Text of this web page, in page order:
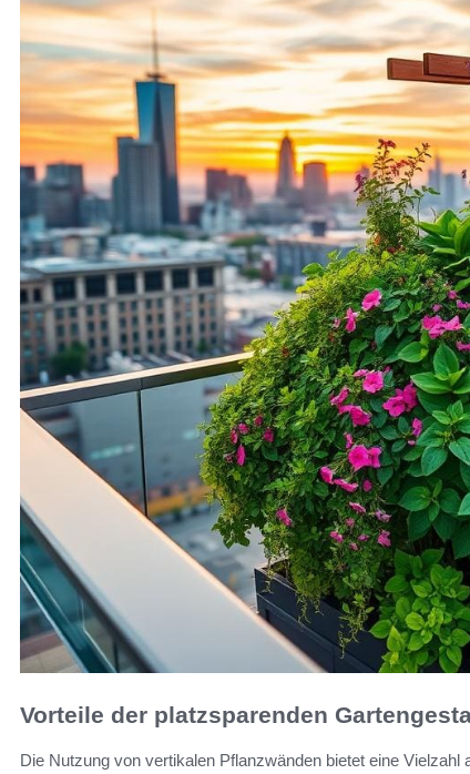
Vorteile der platzsparenden
Die Nutzung von vertikalen Pflanzwänden bietet eine